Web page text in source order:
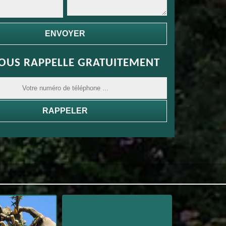
RAPPELLE GRATUITEMENT